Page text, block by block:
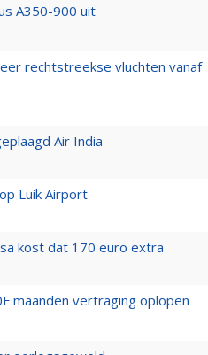
A350-900 uit
rechtstreekse vluchten vanaf
Air India
Luik Airport
kost dat 170 euro extra
maanden vertraging oplopen